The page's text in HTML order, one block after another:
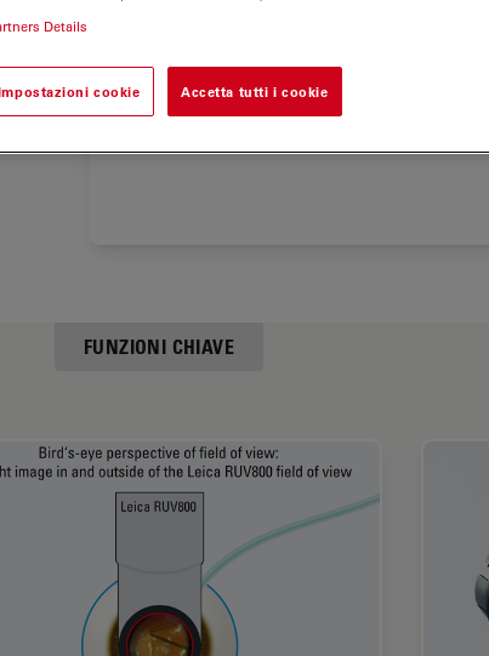
FUNZIONI CHIAVE
Details
cookie Accetta tutti i cookie